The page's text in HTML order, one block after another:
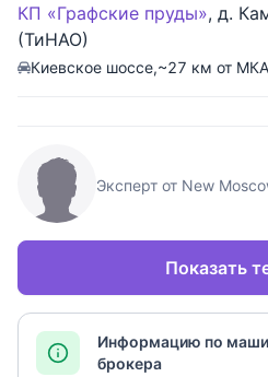
КП «Графские пруды», д.
(ТиНАО)
Киевское шоссе,~27 км от
Эксперт от New
Показать
Информацию по
брокера